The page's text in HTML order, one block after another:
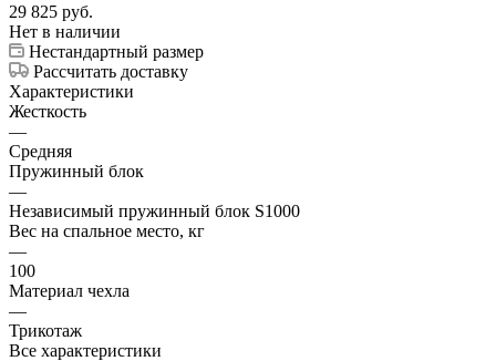
29 825 руб.
Нет в наличии
Нестандартный размер
Рассчитать доставку
Характеристики
Жесткость
—
Средняя
Пружинный блок
—
Независимый пружинный блок S1000
Вес на спальное место, кг
—
100
Материал чехла
—
Трикотаж
Все характеристики